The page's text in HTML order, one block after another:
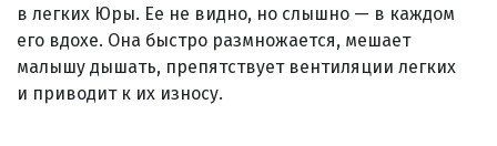
в легких Юры. Ее не видно, но слышно — в каждом
его вдохе. Она быстро размножается, мешает
малышу дышать, препятствует вентиляции легких
и приводит к их износу.